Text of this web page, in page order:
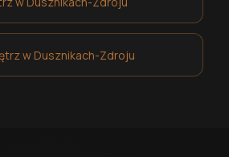
w Dusznikach-Zdroju